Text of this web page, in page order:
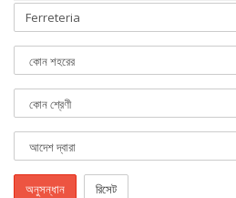
অনুসন্ধান রিসেট